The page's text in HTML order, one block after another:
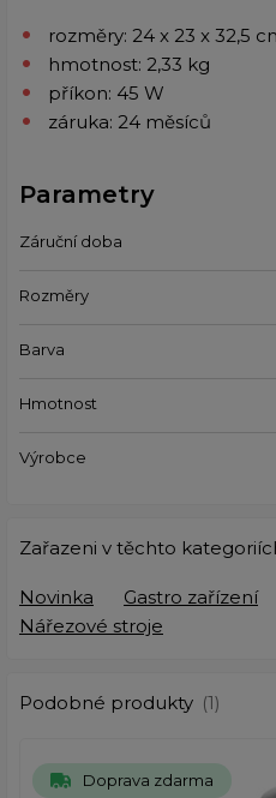
rozměry: 24 x 23 x 32,5
hmotnost: 2,33 kg
příkon: 45 W
záruka: 24 měsíců
Parametry
Záruční doba
Rozměry
Barva
Hmotnost
Výrobce
Zařazeni v těchto
Novinka Gastro zařízení
Nářezové stroje
Podobné produkty (1)
Doprava zdarma